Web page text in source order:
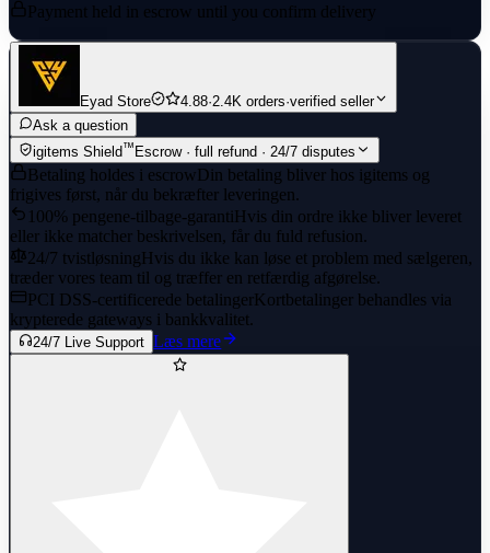
Payment held in escrow until you confirm delivery
Eyad Store 4.88·2.4K orders·verified seller
Ask a question
igitems Shield™ Escrow · full refund · 24/7 disputes
Betaling holdes i escrowDin betaling bliver hos igitems og
frigives først, når du bekræfter leveringen.
100% pengene-tilbage-garantiHvis din ordre ikke bliver leveret
eller ikke matcher beskrivelsen, får du fuld refusion.
24/7 tvistløsningHvis du ikke kan løse et problem med sælgeren,
træder vores team til og træffer en retfærdig afgørelse.
PCI DSS-certificerede betalingerKortbetalinger behandles via
krypterede gateways i bankkvalitet.
24/7 Live Support Læs mere